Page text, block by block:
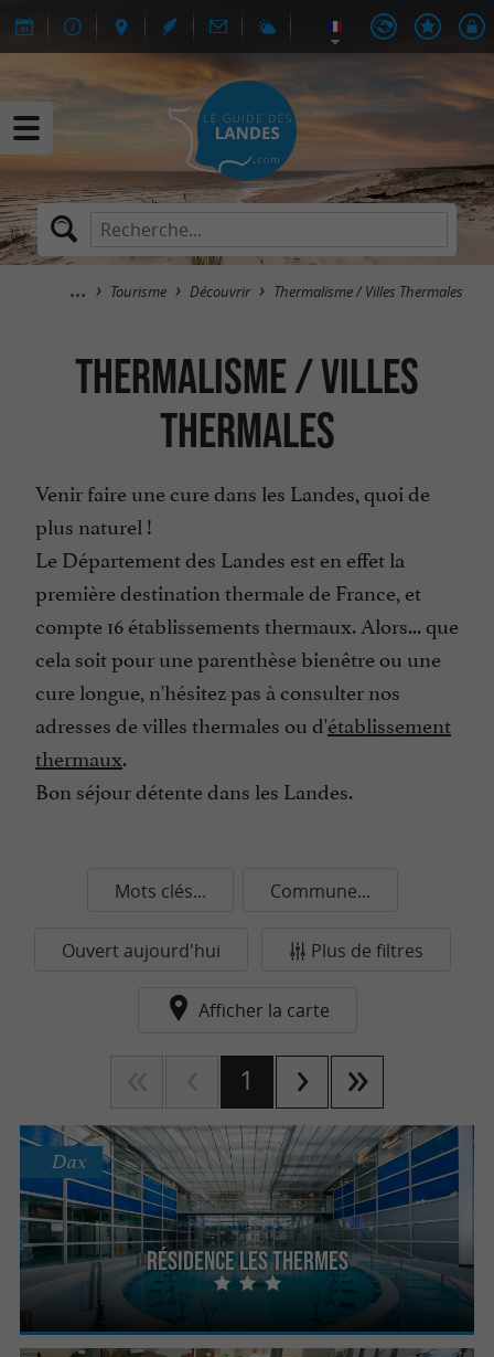
Tourisme Découvrir Thermalisme / Villes Thermales
Thermalisme / Villes
Thermales
Venir faire une cure dans les Landes, quoi de
plus naturel !
Le Département des Landes est en effet la
première destination thermale de France, et
compte 16 établissements thermaux. Alors... que
cela soit pour une parenthèse bienêtre ou une
cure longue, n'hésitez pas à consulter nos
adresses de villes thermales ou d'établissement
thermaux.
Bon séjour détente dans les Landes.
Mots clés... Commune...
Ouvert aujourd'hui Plus de filtres
Afficher la carte
1
Résidence Les Thermes
Dax